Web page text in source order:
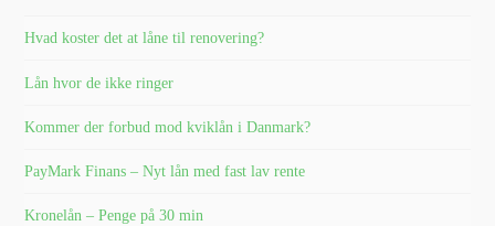
Hvad koster det at låne til renovering?
Lån hvor de ikke ringer
Kommer der forbud mod kviklån i Danmark?
PayMark Finans – Nyt lån med fast lav rente
Kronelån – Penge på 30 min